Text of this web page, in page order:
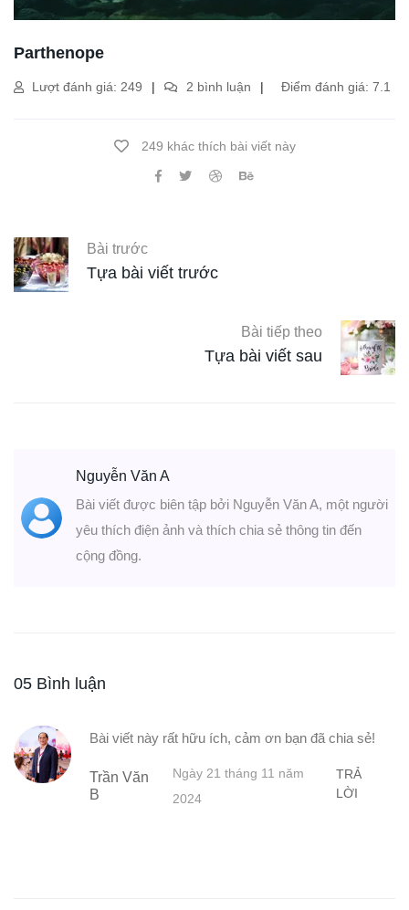
Parthenope
Lượt đánh giá: 249 2 bình luận Điểm đánh giá: 7.1
249 khác thích bài viết này
Bài trước
Tựa bài viết trước
Bài tiếp theo
Tựa bài viết sau
Nguyễn Văn A
Bài viết được biên tập bởi Nguyễn Văn A, một người
yêu thích điện ảnh và thích chia sẻ thông tin đến
cộng đồng.
05 Bình luận
Bài viết này rất hữu ích, cảm ơn bạn đã chia sẻ!
Trần Văn
B
Ngày 21 tháng 11 năm
2024
TRẢ
LỜI